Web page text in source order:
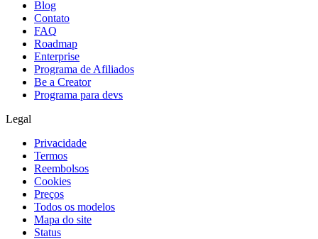
Blog
Contato
FAQ
Roadmap
Enterprise
Programa de Afiliados
Be a Creator
Programa para devs
Legal
Privacidade
Termos
Reembolsos
Cookies
Preços
Todos os modelos
Mapa do site
Status